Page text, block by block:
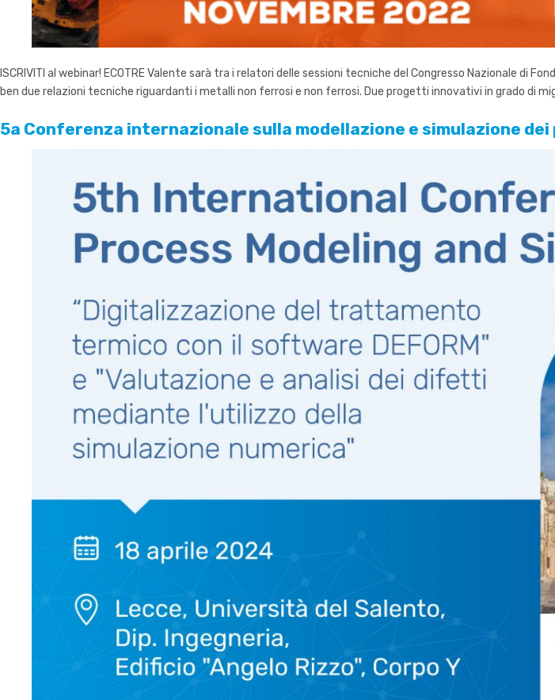
ISCRIVITI al webinar! ECOTRE Valente sarà tra i relatori delle sessioni tecniche del Congresso Nazionale di
ben due relazioni tecniche riguardanti i metalli non ferrosi e non ferrosi. Due progetti innovativi in grado di
5a Conferenza internazionale sulla modellazione e simulazione